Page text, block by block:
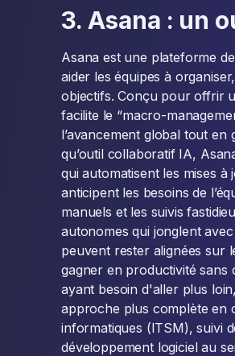
3. Asana : un
Asana est une plateforme
aider les équipes à
objectifs. Conçu pour offrir
facilite le “macro-
l’avancement global tout
qu’outil collaboratif IA,
qui automatisent les mises
anticipent les besoins de
manuels et les suivis
autonomes qui jonglent
peuvent rester alignées sur
gagner en productivité sans
ayant besoin d'aller plus
approche plus complète en
informatiques (ITSM), suivi
développement logiciel au